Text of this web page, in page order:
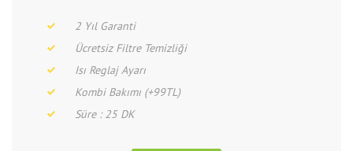
2 Yıl Garanti
Ücretsiz Filtre Temizliği
Isı Reglaj Ayarı
Kombi Bakımı (+99TL)
Süre : 25 DK